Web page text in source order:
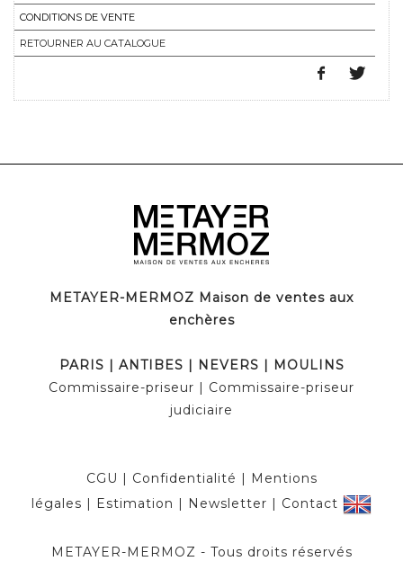
CONDITIONS DE VENTE
RETOURNER AU CATALOGUE
METAYER-MERMOZ Maison de ventes aux
enchères
PARIS | ANTIBES | NEVERS | MOULINS
Commissaire-priseur | Commissaire-priseur
judiciaire
CGU | Confidentialité | Mentions
légales | Estimation | Newsletter | Contact
METAYER-MERMOZ - Tous droits réservés